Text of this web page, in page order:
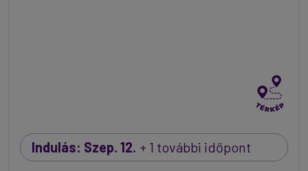
Indulás: Szep. 12. + 1 további időpont